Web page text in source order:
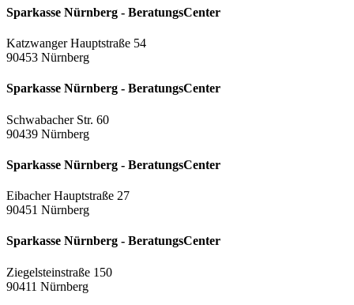
Sparkasse Nürnberg - BeratungsCenter
Katzwanger Hauptstraße 54
90453 Nürnberg
Sparkasse Nürnberg - BeratungsCenter
Schwabacher Str. 60
90439 Nürnberg
Sparkasse Nürnberg - BeratungsCenter
Eibacher Hauptstraße 27
90451 Nürnberg
Sparkasse Nürnberg - BeratungsCenter
Ziegelsteinstraße 150
90411 Nürnberg